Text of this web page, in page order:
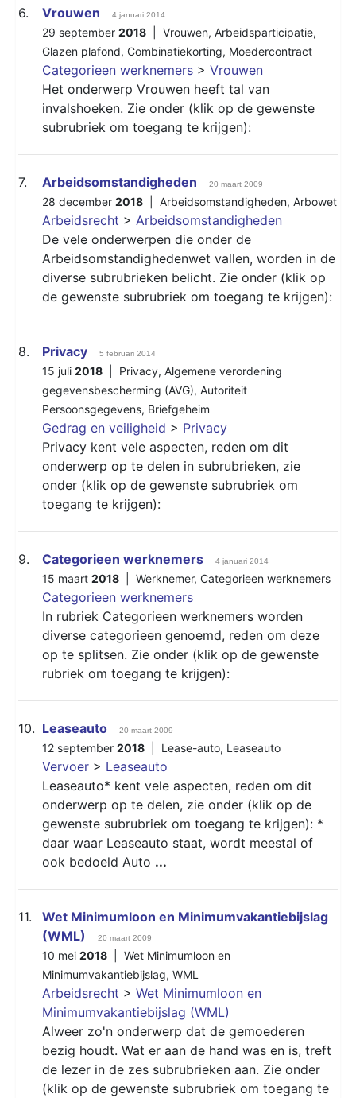
6. Vrouwen 4 januari 2014
29 september 2018 Vrouwen, Arbeidsparticipatie,
Glazen plafond, Combinatiekorting, Moedercontract
Categorieen werknemers > Vrouwen
Het onderwerp Vrouwen heeft tal van
invalshoeken. Zie onder (klik op de gewenste
subrubriek om toegang te krijgen):
7. Arbeidsomstandigheden 20 maart 2009
28 december 2018 Arbeidsomstandigheden, Arbowet
Arbeidsrecht > Arbeidsomstandigheden
De vele onderwerpen die onder de
Arbeidsomstandighedenwet vallen, worden in de
diverse subrubrieken belicht. Zie onder (klik op
de gewenste subrubriek om toegang te krijgen):
8. Privacy 5 februari 2014
15 juli 2018 Privacy, Algemene verordening
gegevensbescherming (AVG), Autoriteit
Persoonsgegevens, Briefgeheim
Gedrag en veiligheid > Privacy
Privacy kent vele aspecten, reden om dit
onderwerp op te delen in subrubrieken, zie
onder (klik op de gewenste subrubriek om
toegang te krijgen):
9. Categorieen werknemers 4 januari 2014
15 maart 2018 Werknemer, Categorieen werknemers
Categorieen werknemers
In rubriek Categorieen werknemers worden
diverse categorieen genoemd, reden om deze
op te splitsen. Zie onder (klik op de gewenste
rubriek om toegang te krijgen):
10. Leaseauto 20 maart 2009
12 september 2018 Lease-auto, Leaseauto
Vervoer > Leaseauto
Leaseauto* kent vele aspecten, reden om dit
onderwerp op te delen, zie onder (klik op de
gewenste subrubriek om toegang te krijgen): *
daar waar Leaseauto staat, wordt meestal of
ook bedoeld Auto ...
11.
Wet Minimumloon en Minimumvakantiebijslag
(WML)
20 maart 2009
10 mei 2018
Wet Minimumloon en
Minimumvakantiebijslag, WML
Arbeidsrecht > Wet Minimumloon en
Minimumvakantiebijslag (WML)
Alweer zo'n onderwerp dat de gemoederen
bezig houdt. Wat er aan de hand was en is, treft
de lezer in de zes subrubrieken aan. Zie onder
(klik op de gewenste subrubriek om toegang te